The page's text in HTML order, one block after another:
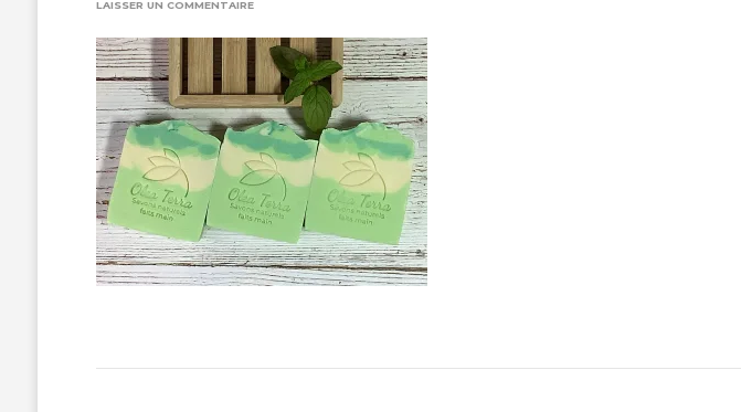
LAISSER UN COMMENTAIRESUR
3CD9-
4F10-
9FF7-
AEEC51E831E8